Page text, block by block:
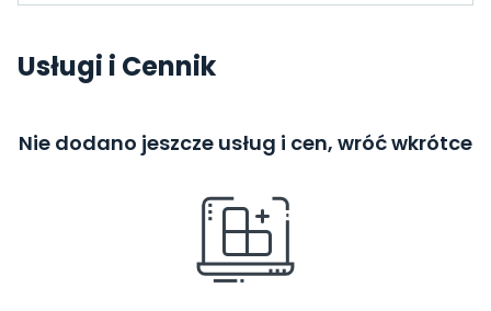
Usługi i Cennik
Nie dodano jeszcze usług i cen, wróć wkrótce